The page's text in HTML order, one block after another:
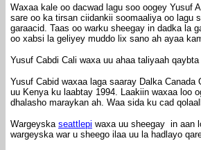
Waxaa kale oo dacwad lagu soo oogey Yusuf
sare oo ka tirsan ciidankii soomaaliya oo lagu
garaacid. Taas oo warku sheegay in dadka la
oo xabsi la geliyey muddo lix sano ah ayaa
Yusuf Cabdi Cali waxa uu ahaa taliyaah
Yusuf Cabid waxaa laga saaray Dalka
uu Kenya ku laabtay 1994. Laakiin waxaa loo
dhalasho maraykan ah. Waa sida ku cad
Wargeyska seattlepi waxa uu sheegay in aan
wargeyska war u sheego ilaa uu la hadlayo